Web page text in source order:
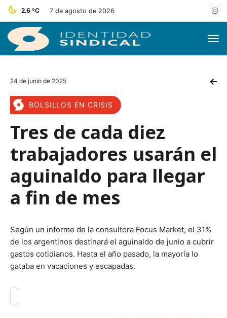
2.6 ºC 7 de agosto de 2026
24 de junio de 2025
BOLSILLOS EN CRISIS
Tres de cada diez
trabajadores usarán el
aguinaldo para llegar
a fin de mes
Según un informe de la consultora Focus Market, el 31%
de los argentinos destinará el aguinaldo de junio a cubrir
gastos cotidianos. Hasta el año pasado, la mayoría lo
gataba en vacaciones y escapadas.